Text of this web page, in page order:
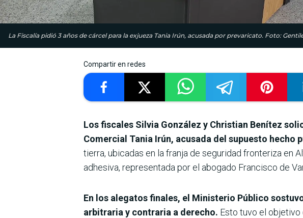
La Fiscalía pidió 3 años de cárcel para la exjueza Tania Irún, acusada por prevaricato. Foto:
Compartir en redes
Los fiscales Silvia González y Christian Benítez
Comercial Tania Irún, acusada del supuesto hecho
tierra, ubicadas en la franja de seguridad fronteriza en
adhesiva, representada por el abogado Francisco de
En los alegatos finales, el Ministerio Público
arbitraria y contraria a derecho. Esto tuvo el objetivo